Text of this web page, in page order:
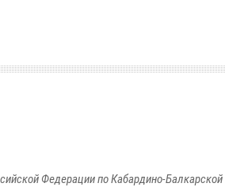
Федерации по Кабардино-Балкарской